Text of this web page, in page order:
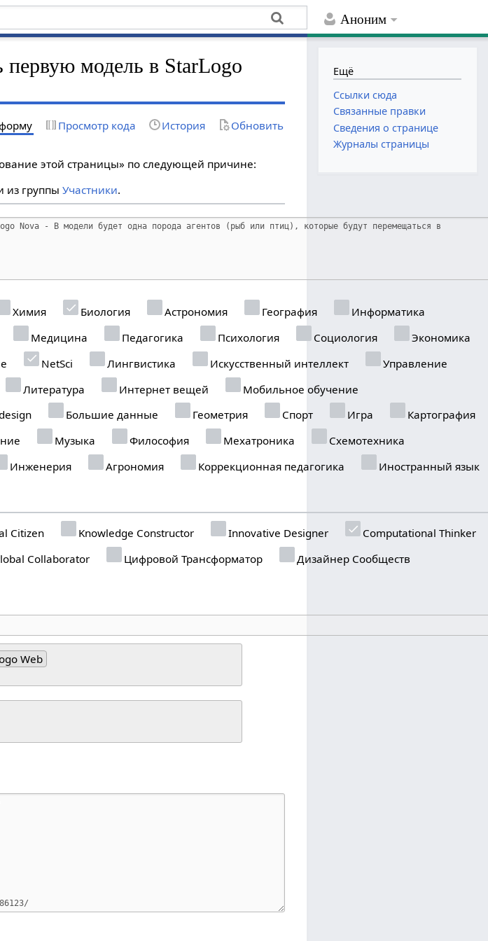
Аноним
первую модель в StarLogo
Просмотр кода История Обновить
этой страницы» по следующей причине:
из группыУчастники.
Химия Биология Астрономия География
Информатика
Медицина Педагогика Психология Социология
Экономика
NetSci Лингвистика Искусственный интеллект
Управление
Литература Интернет вещей
Мобильное обучение
Большие данные Геометрия Спорт Игра
Картография
Музыка Философия Мехатроника
Схемотехника
Инженерия Агрономия Коррекционная педагогика
Иностранный язык
Citizen Knowledge Constructor Innovative Designer
Computational Thinker
Collaborator Цифровой Трансформатор
Дизайнер Сообществ
Web
Ещё
Ссылки сюда
Связанные правки
Сведения о странице
Журналы страницы